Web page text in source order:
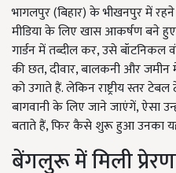
भागलपुर (बिहार) के भीखनपुर में
मीडिया के लिए खास आकर्षण बने
गार्डन में तब्दील कर, उसे बॉटनिकल
की छत, दीवार, बालकनी और जमीन
को उगाते हैं. लेकिन राष्ट्रीय स्तर
बागवानी के लिए जाने जाएंगें, ऐसा
बताते हैं, फिर कैसे शुरू हुआ उनका
बेंगलुरू में मिली